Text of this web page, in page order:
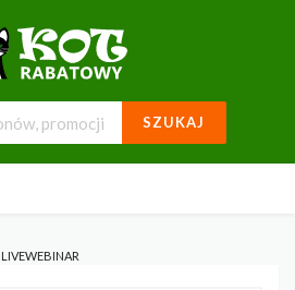
SZUKAJ
LIVEWEBINAR